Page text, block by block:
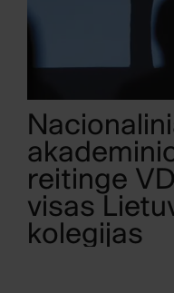
reitinge
visas
kolegijas